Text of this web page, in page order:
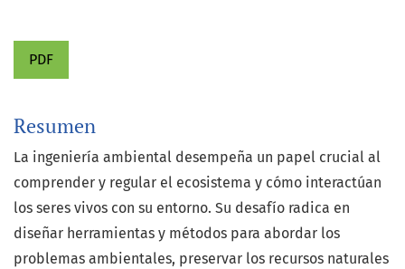
PDF
Resumen
La ingeniería ambiental desempeña un papel crucial al
comprender y regular el ecosistema y cómo interactúan
los seres vivos con su entorno. Su desafío radica en
diseñar herramientas y métodos para abordar los
problemas ambientales, preservar los recursos naturales